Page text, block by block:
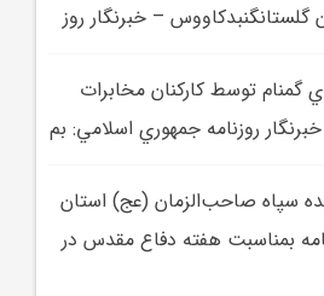
گلستانگنبدکاووس – خبرنگار روز
گمنام توسط کارکنان مخابرات
روزنامه جمهوري اسلامي: بم
سپاه صاحب‌الزمان (عج) استان
برنامه بمناسبت هفته دفاع مقدس در